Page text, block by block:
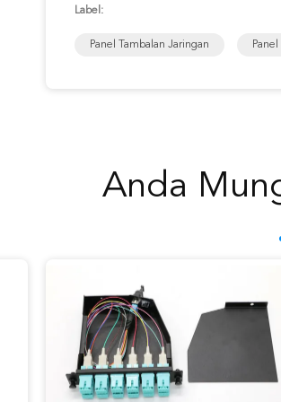
Label:
Panel Tambalan Jaringan
Anda